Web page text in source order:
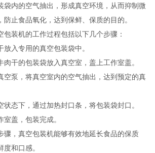
袋内的空气抽出，形成真空环境，从而抑制微
防止食品氧化，达到保鲜、保质的目的。
装机的工作过程包括以下几个步骤：
入专用的真空包装袋中。
干的包装袋放入真空室，盖上工作室盖。
泵，将真空室内的空气抽出，达到预定的真
态下，通过加热封口条，将包装袋封口。
盖，包装完成。
，真空包装机能够有效地延长食品的保质
和口感。